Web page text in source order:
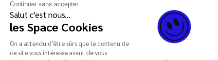
Continuer sans accepter
Salut c'est nous...
les Space Cookies
On a attendu d'être sûrs que le contenu de
ce site vous intéresse avant de vous
C'est parti !
Reçois notre newsletter qui te fera bénéficier de remises
exclusives (code promo, réductions additionnelles etc.) ! 🖤